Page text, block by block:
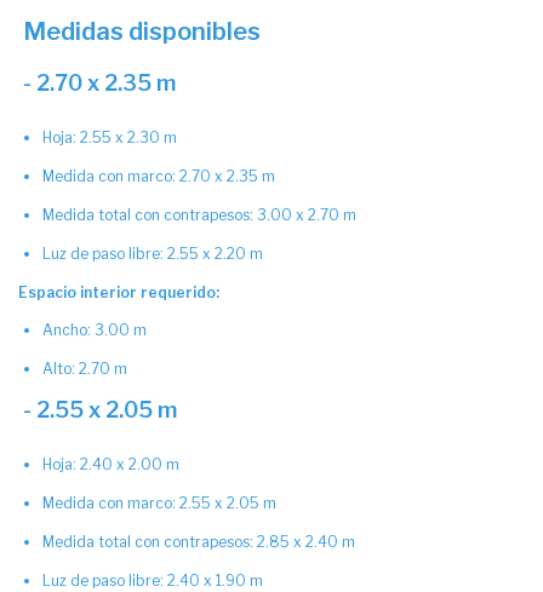
Medidas disponibles
- 2.70 x 2.35 m
Hoja: 2.55 x 2.30 m
Medida con marco: 2.70 x 2.35 m
Medida total con contrapesos: 3.00 x 2.70 m
Luz de paso libre: 2.55 x 2.20 m
Espacio interior requerido:
Ancho: 3.00 m
Alto: 2.70 m
- 2.55 x 2.05 m
Hoja: 2.40 x 2.00 m
Medida con marco: 2.55 x 2.05 m
Medida total con contrapesos: 2.85 x 2.40 m
Luz de paso libre: 2.40 x 1.90 m